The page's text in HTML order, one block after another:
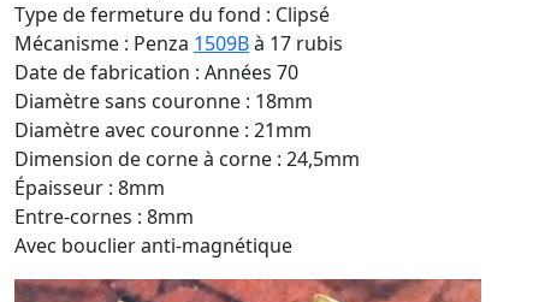
Type de fermeture du fond : Clipsé
Mécanisme : Penza 1509Bà 17 rubis
Date de fabrication : Années 70
Diamètre sans couronne : 18mm
Diamètre avec couronne : 21mm
Dimension de corne à corne : 24,5mm
Épaisseur : 8mm
Entre-cornes : 8mm
Avec bouclier anti-magnétique